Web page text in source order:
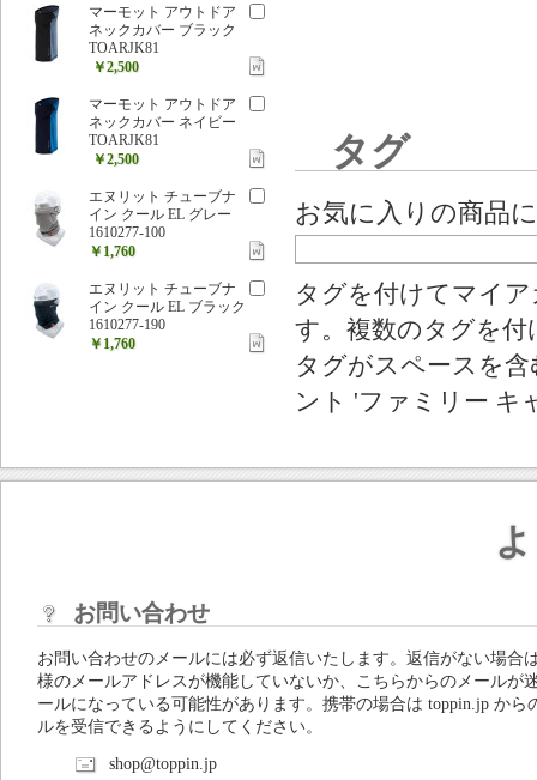
タグ
お気に入りの商品
タグを付けてマイ
す。複数のタグを
タグがスペースを
ント 'ファミリー キ
マーモット アウトドア
ネックカバー ブラック
TOARJK81
￥2,500
マーモット アウトドア
ネックカバー ネイビー
TOARJK81
￥2,500
エヌリット チューブナ
イン クール EL グレー
1610277-100
￥1,760
エヌリット チューブナ
イン クール EL ブラック
1610277-190
￥1,760
お問い合わせ
お問い合わせのメールには必ず返信いたします。返信がない場合
様のメールアドレスが機能していないか、こちらからのメールが
ールになっている可能性があります。携帯の場合は toppin.jp から
ルを受信できるようにしてください。
shop@toppin.jp